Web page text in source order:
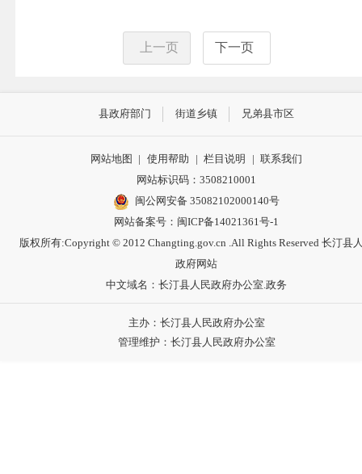
上一页 下一页
县政府部门 街道乡镇 兄弟县市区
网站地图 | 使用帮助 | 栏目说明 | 联系我们
网站标识码：3508210001
闽公网安备 35082102000140号
网站备案号： 闽ICP备14021361号-1
版权所有:Copyright © 2012 Changting.gov.cn .All Rights Reserved 长汀县
政府网站
中文域名：长汀县人民政府办公室.政务
主办：长汀县人民政府办公室
管理维护：长汀县人民政府办公室